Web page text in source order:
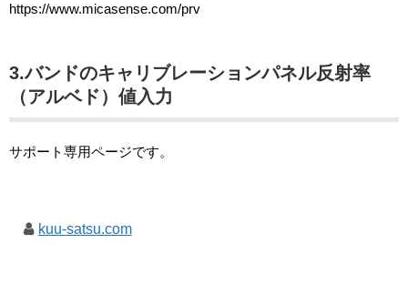
https://www.micasense.com/prv
3.バンドのキャリブレーションパネル反射率
（アルベド）値入力
サポート専用ページです。
kuu-satsu.com